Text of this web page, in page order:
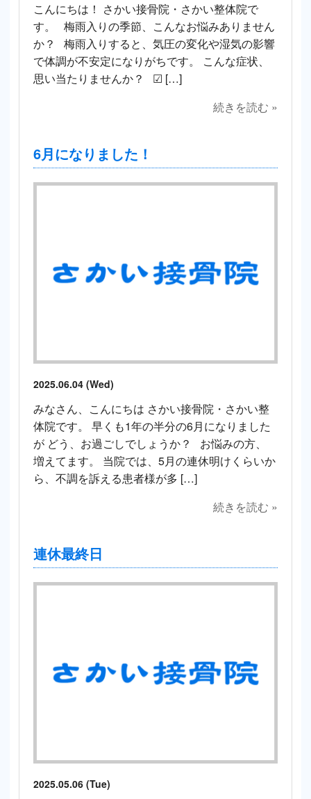
こんにちは！ さかい接骨院・さかい整体院で
す。 梅雨入りの季節、こんなお悩みありません
か？ 梅雨入りすると、気圧の変化や湿気の影響
で体調が不安定になりがちです。 こんな症状、
思い当たりませんか？ ☑ […]
続きを読む »
6月になりました！
2025.06.04 (Wed)
みなさん、こんにちは さかい接骨院・さかい整
体院です。 早くも1年の半分の6月になりました
が どう、お過ごしでしょうか？ お悩みの方、
増えてます。 当院では、5月の連休明けくらいか
ら、不調を訴える患者様が多 […]
続きを読む »
連休最終日
2025.05.06 (Tue)